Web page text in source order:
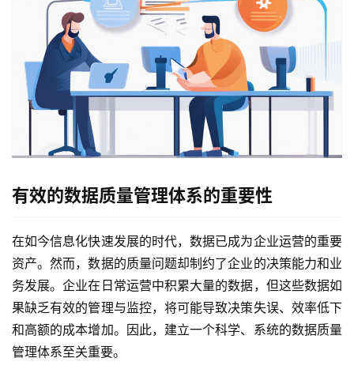
有效的数据质量管理体系的重要性
在如今信息化快速发展的时代，数据已成为企业运营的重要
资产。然而，数据的质量问题却制约了企业的决策能力和业
务发展。企业在日常运营中积累大量的数据，但这些数据如
果缺乏有效的管理与监控，将可能导致决策失误、效率低下
和高额的成本增加。因此，建立一个科学、系统的数据质量
管理体系至关重要。